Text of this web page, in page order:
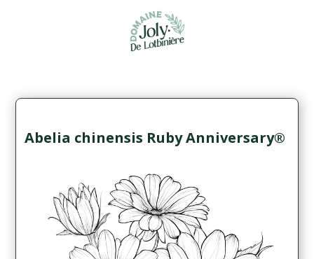
Abelia chinensis Ruby Anniversary®